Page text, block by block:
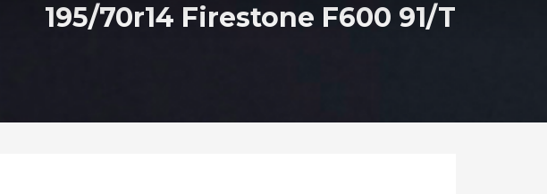
195/70r14 Firestone F600 91/T